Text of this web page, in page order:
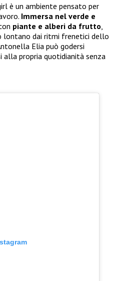
è un ambiente pensato per
Immersa nel verde e
piante e alberi da frutto
lontano dai ritmi frenetici dello
Elia può godersi
alla propria quotidianità senza